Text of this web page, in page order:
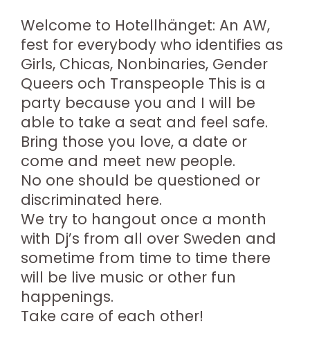
Welcome to Hotellhänget: An AW,
fest for everybody who identifies as
Girls, Chicas, Nonbinaries, Gender
Queers och Transpeople This is a
party because you and I will be
able to take a seat and feel safe.
Bring those you love, a date or
come and meet new people.
No one should be questioned or
discriminated here.
We try to hangout once a month
with Dj’s from all over Sweden and
sometime from time to time there
will be live music or other fun
happenings.
Take care of each other!